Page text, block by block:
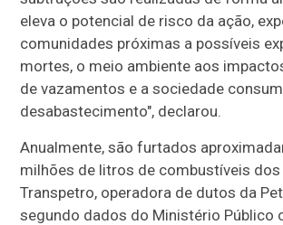
eleva o potencial de risco da ação,
comunidades próximas a possíveis
mortes, o meio ambiente aos
de vazamentos e a sociedade
desabastecimento", declarou.
Anualmente, são furtados
milhões de litros de combustíveis
Transpetro, operadora de dutos da
segundo dados do Ministério Público